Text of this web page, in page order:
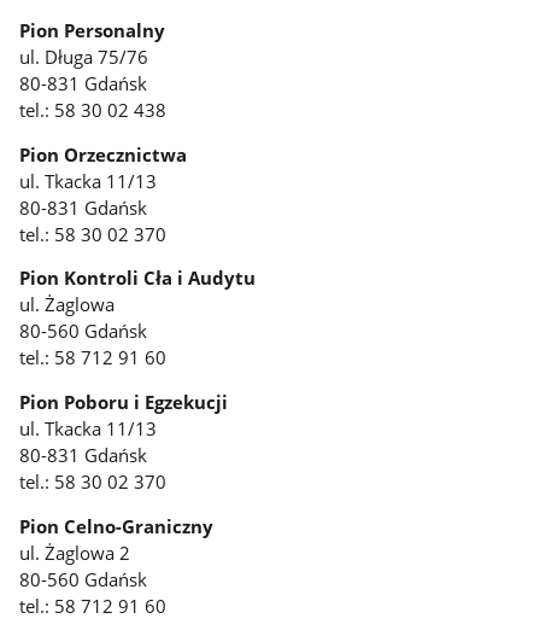
Pion Personalny
ul. Długa 75/76
80-831 Gdańsk
tel.: 58 30 02 438
Pion Orzecznictwa
ul. Tkacka 11/13
80-831 Gdańsk
tel.: 58 30 02 370
Pion Kontroli Cła i Audytu
ul. Żaglowa
80-560 Gdańsk
tel.: 58 712 91 60
Pion Poboru i Egzekucji
ul. Tkacka 11/13
80-831 Gdańsk
tel.: 58 30 02 370
Pion Celno-Graniczny
ul. Żaglowa 2
80-560 Gdańsk
tel.: 58 712 91 60